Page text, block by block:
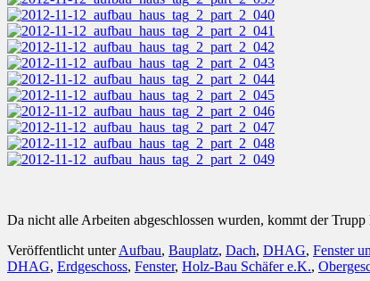
Da nicht alle Arbeiten abgeschlossen wurden, kommt der
Veröffentlicht unter Aufbau, Bauplatz, Dach, DHAG, Fenster
DHAG, Erdgeschoss, Fenster, Holz-Bau Schäfer e.K.,